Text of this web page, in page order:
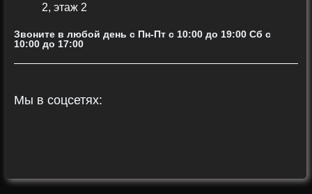
2, этаж 2
Звоните в любой день с Пн-Пт c 10:00 до 19:00 Сб с
10:00 до 17:00
Мы в соцсетях: